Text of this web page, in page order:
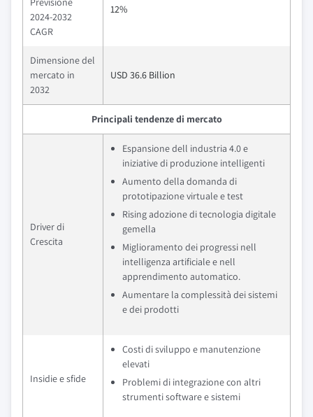
2024-2032
CAGR
12%
Dimensione del
mercato in
2032
USD 36.6 Billion
Principali tendenze di mercato
Driver di
Crescita
Espansione dell industria 4.0 e
iniziative di produzione intelligenti
Aumento della domanda di
prototipazione virtuale e test
Rising adozione di tecnologia digitale
gemella
Miglioramento dei progressi nell
intelligenza artificiale e nell
apprendimento automatico.
Aumentare la complessità dei sistemi
e dei prodotti
Insidie e sfide
Costi di sviluppo e manutenzione
elevati
Problemi di integrazione con altri
strumenti software e sistemi